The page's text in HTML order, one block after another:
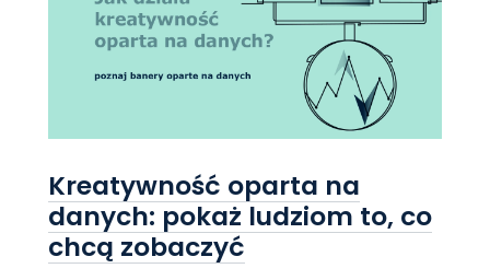
Kreatywność oparta na
danych: pokaż ludziom to, co
chcą zobaczyć